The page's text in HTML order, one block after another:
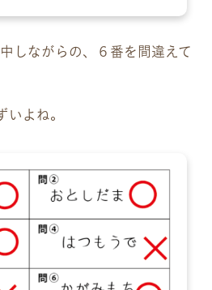
しながらの、６番を間違えて
いよね。